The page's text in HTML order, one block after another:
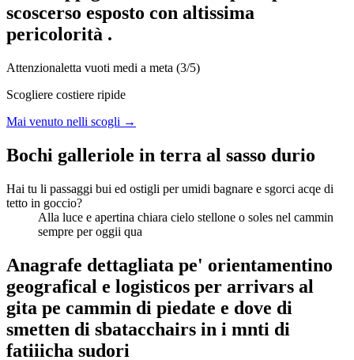
scoscerso esposto con altissima
pericolorità .
Attenzionaletta vuoti medi a meta (3/5)
Scogliere costiere ripide
Mai venuto nelli scogli →
Bochi galleriole in terra al sasso durio
Hai tu li passaggi bui ed ostigli per umidi bagnare e sgorci acqe di
tetto in goccio?
Alla luce e apertina chiara cielo stellone o soles nel cammin
sempre per oggii qua
Anagrafe dettagliata pe' orientamentino
geografical e logisticos per arrivars al
gita pe cammin di piedate e dove di
smetten di sbatacchairs in i mnti di
fatiiicha sudori